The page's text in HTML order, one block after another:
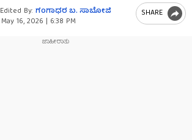
Edited By: ಗಂಗಾಧರ​ ಬ. ಸಾಬೋಜಿ
May 16, 2026 | 6:38 PM
SHARE